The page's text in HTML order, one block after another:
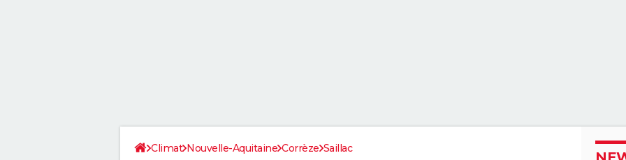
Climat Nouvelle-Aquitaine Corrèze Saillac